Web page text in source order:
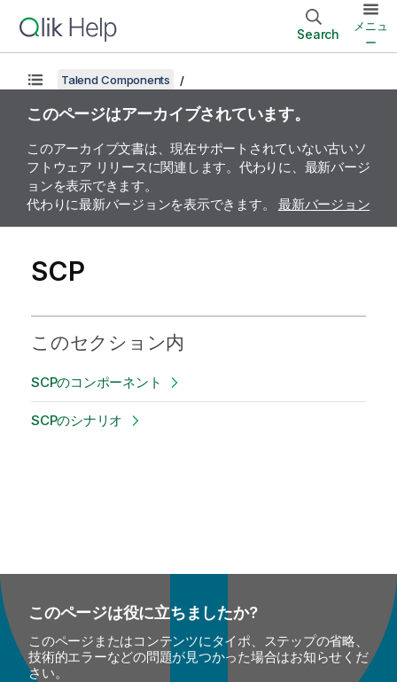
Search
メニュ
ー
Talend Components
このページはアーカイブされています。
このアーカイブ文書は、現在サポートされていない古いソ
フトウェア リリースに関連します。代わりに、最新バージ
ョンを表示できます。
代わりに最新バージョンを表示できます。 最新バージョン
SCP
このセクション内
SCPのコンポーネント
SCPのシナリオ
このページは役に立ちましたか?
このページまたはコンテンツにタイポ、ステップの省略、
技術的エラーなどの問題が見つかった場合はお知らせくだ
さい。